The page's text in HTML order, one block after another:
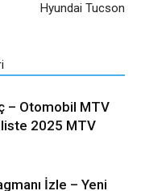
Hyundai Tucson
– Otomobil MTV
2025 MTV
İzle – Yeni